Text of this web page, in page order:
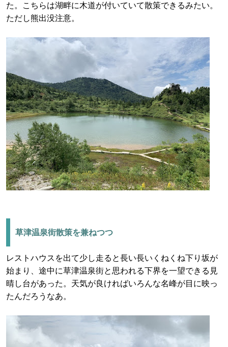
た。こちらは湖畔に木道が付いていて散策できるみたい。
ただし熊出没注意。
草津温泉街散策を兼ねつつ
レストハウスを出て少し走ると長い長いくねくね下り坂が
始まり、途中に草津温泉街と思われる下界を一望できる見
晴し台があった。天気が良ければいろんな名峰が目に映っ
たんだろうなあ。